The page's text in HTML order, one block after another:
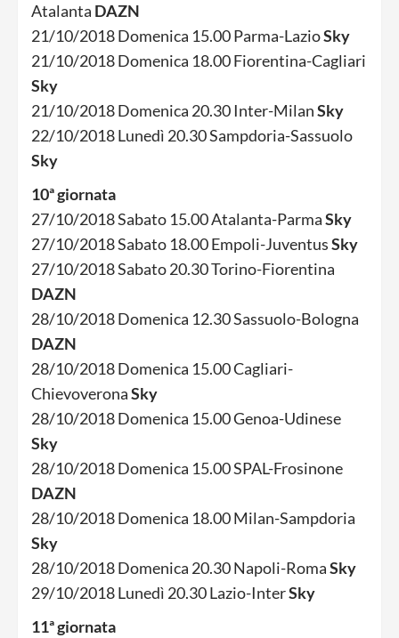
Atalanta DAZN
21/10/2018 Domenica 15.00 Parma-LazioSky
21/10/2018 Domenica 18.00 Fiorentina-Cagliari
Sky
21/10/2018 Domenica 20.30 Inter-MilanSky
22/10/2018 Lunedì 20.30 Sampdoria-Sassuolo
Sky
10ª giornata
27/10/2018 Sabato 15.00 Atalanta-ParmaSky
27/10/2018 Sabato 18.00 Empoli-JuventusSky
27/10/2018 Sabato 20.30 Torino-Fiorentina
DAZN
28/10/2018 Domenica 12.30 Sassuolo-Bologna
DAZN
28/10/2018 Domenica 15.00 Cagliari-
ChievoveronaSky
28/10/2018 Domenica 15.00 Genoa-Udinese
Sky
28/10/2018 Domenica 15.00 SPAL-Frosinone
DAZN
28/10/2018 Domenica 18.00 Milan-Sampdoria
Sky
28/10/2018 Domenica 20.30 Napoli-RomaSky
29/10/2018 Lunedì 20.30 Lazio-InterSky
11ª giornata